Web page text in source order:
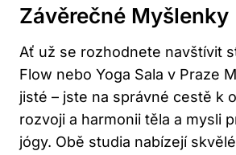
Závěrečné Myšlenky
Ať už se rozhodnete navštívit
Flow nebo Yoga Sala v Praze
jisté – jste na správné cestě k
rozvoji a harmonii těla a mysli
jógy. Obě studia nabízejí